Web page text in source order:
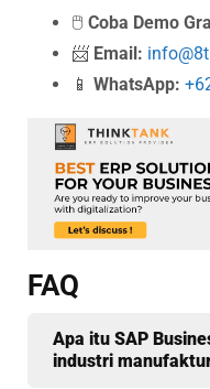
🖱️ Coba Demo
📨 Email:
📱 WhatsApp:
FAQ
Apa itu SAP
industri